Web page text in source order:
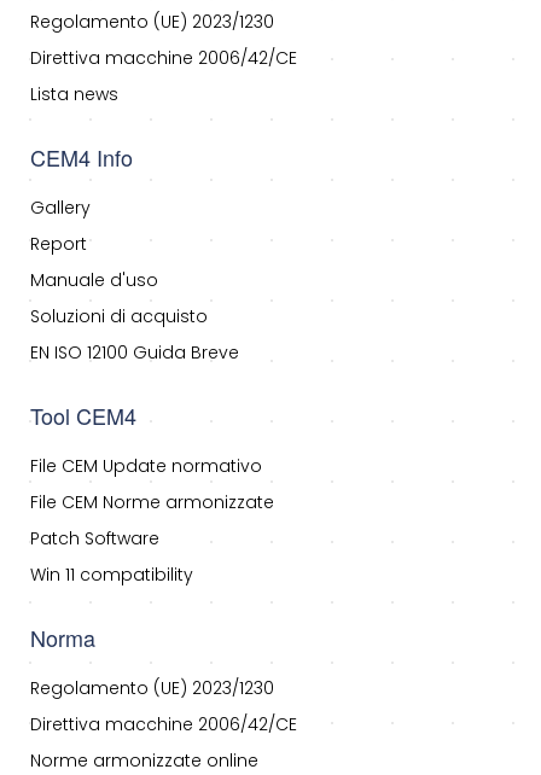
Regolamento (UE) 2023/1230
Direttiva macchine 2006/42/CE
Lista news
CEM4 Info
Gallery
Report
Manuale d'uso
Soluzioni di acquisto
EN ISO 12100 Guida Breve
Tool CEM4
File CEM Update normativo
File CEM Norme armonizzate
Patch Software
Win 11 compatibility
Norma
Regolamento (UE) 2023/1230
Direttiva macchine 2006/42/CE
Norme armonizzate online